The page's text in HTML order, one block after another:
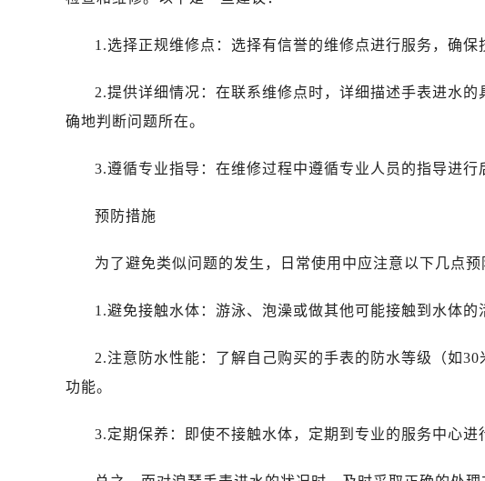
1.选择正规维修点：选择有信誉的维修点进行服务，确保
2.提供详细情况：在联系维修点时，详细描述手表进水
确地判断问题所在。
3.遵循专业指导：在维修过程中遵循专业人员的指导进行
预防措施
为了避免类似问题的发生，日常使用中应注意以下几点预
1.避免接触水体：游泳、泡澡或做其他可能接触到水体的
2.注意防水性能：了解自己购买的手表的防水等级（如
功能。
3.定期保养：即使不接触水体，定期到专业的服务中心进